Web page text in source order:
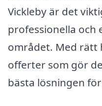
Vickleby är det
professionella och
området. Med rätt
offerter som gör
bästa lösningen